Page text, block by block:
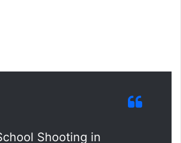
Shooting in